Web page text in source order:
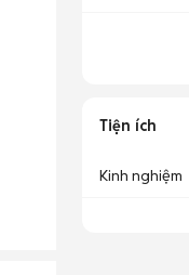
Tiện ích
Kinh nghiệm